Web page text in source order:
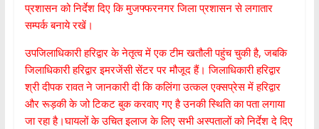
प्रशासन को निर्देश दिए कि मुजफ्फरनगर जिला प्रशासन से लगातार
सम्पर्क बनाये रखें।
उपजिलाधिकारी हरिद्वार के नेतृत्व में एक टीम खतौली पहुंच चुकी है, जबकि
जिलाधिकारी हरिद्वार इमरजेंसी सेंटर पर मौजूद हैं। जिलाधिकारी हरिद्वार
श्री दीपक रावत ने जानकारी दी कि कलिंगा उत्कल एक्सप्रेस में हरिद्वार
और रूड़की के जो टिकट बुक करवाए गए है उनकी स्थिति का पता लगाया
जा रहा है।घायलों के उचित इलाज के लिए सभी अस्पतालों को निर्देश दे दिए